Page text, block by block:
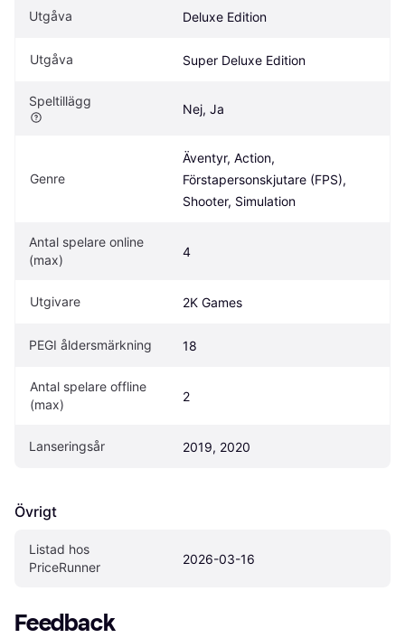
Utgåva Deluxe Edition
Utgåva Super Deluxe Edition
Speltillägg
Nej, Ja
Genre
Äventyr, Action,
Förstapersonskjutare (FPS),
Shooter, Simulation
Antal spelare online
(max)
4
Utgivare 2K Games
PEGI åldersmärkning 18
Antal spelare offline
(max)
2
Lanseringsår 2019, 2020
Övrigt
Listad hos
PriceRunner
2026-03-16
Feedback